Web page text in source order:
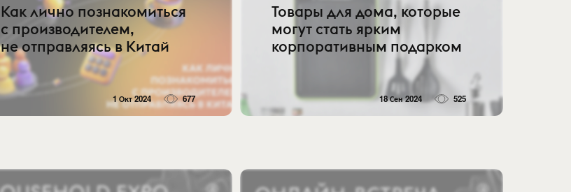
Как лично познакомиться
с производителем,
не отправляясь в Китай
1 Окт 2024 677
Товары для дома, которые
могут стать ярким
корпоративным подарком
18 Сен 2024 525